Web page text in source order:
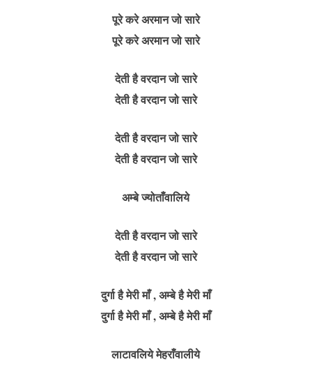
पूरे करे अरमान जो सारे
पूरे करे अरमान जो सारे
देती है वरदान जो सारे
देती है वरदान जो सारे
देती है वरदान जो सारे
देती है वरदान जो सारे
अम्बे ज्योताँवालिये
देती है वरदान जो सारे
देती है वरदान जो सारे
दुर्गा है मेरी माँ , अम्बे है मेरी माँ
दुर्गा है मेरी माँ , अम्बे है मेरी माँ
लाटावलिये मेहराँवालीये